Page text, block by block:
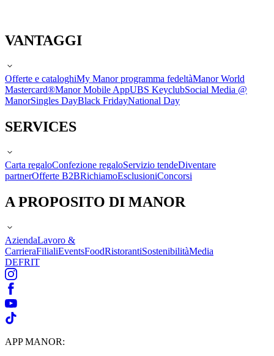
VANTAGGI
Offerte e cataloghiMy Manor programma fedeltàManor World
Mastercard®Manor Mobile AppUBS KeyclubSocial Media @
ManorSingles DayBlack FridayNational Day
SERVICES
Carta regaloConfezione regaloServizio tendeDiventare
partnerOfferte B2BRichiamoEsclusioniConcorsi
A PROPOSITO DI MANOR
AziendaLavoro &
CarrieraFilialiEventsFoodRistorantiSostenibilitàMedia
DEFRIT
APP MANOR: